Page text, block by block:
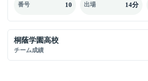
番号 10 出場 14分
桐蔭学園高校
チーム成績